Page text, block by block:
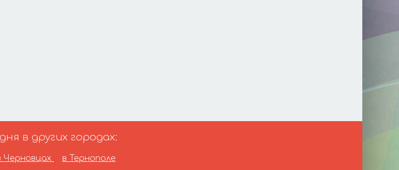
в других городах:
Черновцах в Тернополе